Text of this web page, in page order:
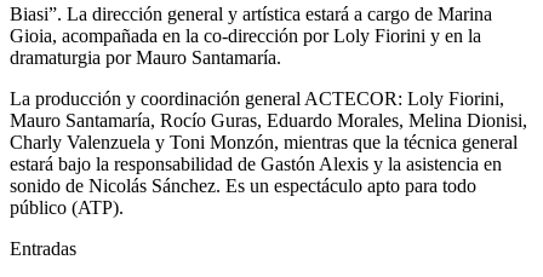
Biasi”. La dirección general y artística estará a cargo de Marina
Gioia, acompañada en la co-dirección por Loly Fiorini y en la
dramaturgia por Mauro Santamaría.
La producción y coordinación general ACTECOR: Loly Fiorini,
Mauro Santamaría, Rocío Guras, Eduardo Morales, Melina Dionisi,
Charly Valenzuela y Toni Monzón, mientras que la técnica general
estará bajo la responsabilidad de Gastón Alexis y la asistencia en
sonido de Nicolás Sánchez. Es un espectáculo apto para todo
público (ATP).
Entradas